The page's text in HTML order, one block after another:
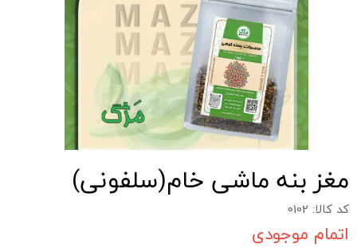
مغز بنه ماشی خام(سلفونی)
کد کالا: 0102
اتمام موجودی